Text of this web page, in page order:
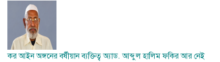
Image
কর আইন অঙ্গনের বর্ষীয়ান ব্যক্তিত্ব অ্যাড. আব্দুল হালিম ফকির আর নেই